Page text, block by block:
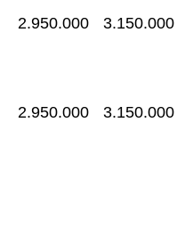
2.950.000 3.150.000
2.950.000 3.150.000